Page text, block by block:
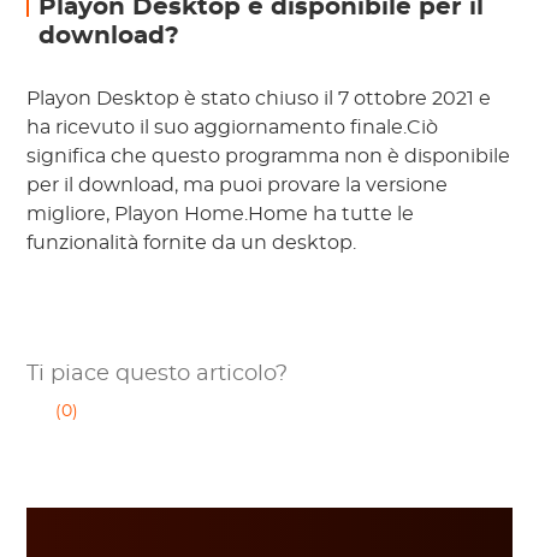
Playon Desktop è disponibile per il
download?
Playon Desktop è stato chiuso il 7 ottobre 2021 e
ha ricevuto il suo aggiornamento finale.Ciò
significa che questo programma non è disponibile
per il download, ma puoi provare la versione
migliore, Playon Home.Home ha tutte le
funzionalità fornite da un desktop.
Ti piace questo articolo?
(0)